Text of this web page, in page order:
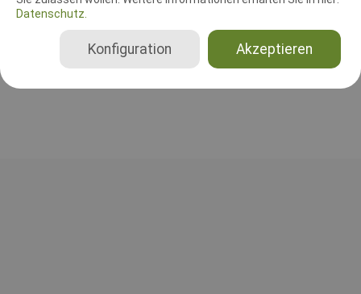
Datenschutz.
Akzeptieren
Konfiguration